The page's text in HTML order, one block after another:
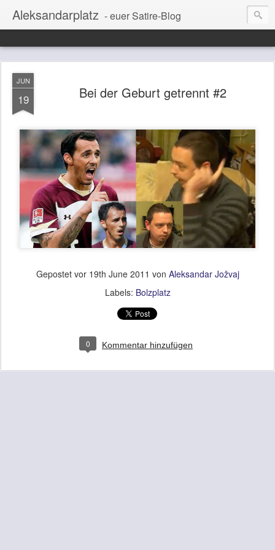
Aleksandarplatz - euer Satire-Blog
JUN
19 Bei der Geburt getrennt #2
Gepostet vor 19th June 2011 von Aleksandar Jožvaj
Labels: Bolzplatz
0 Kommentar hinzufügen